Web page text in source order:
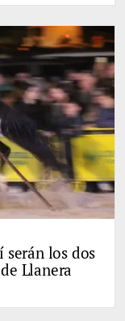
serán los dos
Llanera